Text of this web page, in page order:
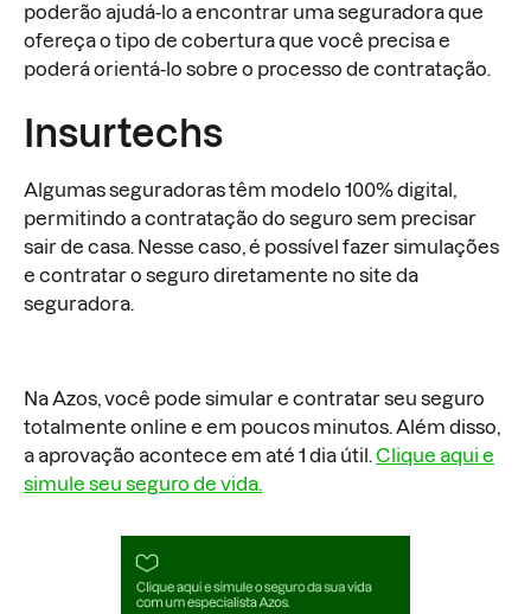
poderão ajudá-lo a encontrar uma seguradora que
ofereça o tipo de cobertura que você precisa e
poderá orientá-lo sobre o processo de contratação.
Insurtechs
Algumas seguradoras têm modelo 100% digital,
permitindo a contratação do seguro sem precisar
sair de casa. Nesse caso, é possível fazer simulações
e contratar o seguro diretamente no site da
seguradora.
Na Azos, você pode simular e contratar seu seguro
totalmente online e em poucos minutos. Além disso,
a aprovação acontece em até 1 dia útil. Clique aqui e
simule seu seguro de vida.